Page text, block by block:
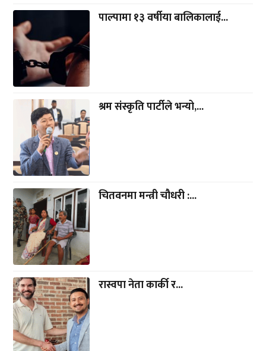
पाल्पामा १३ वर्षीया बालिकालाई...
श्रम संस्कृति पार्टीले भन्यो,...
चितवनमा मन्त्री चौधरी :...
रास्वपा नेता कार्की र...